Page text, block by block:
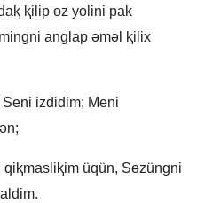
anglap ǝmǝl ⱪilix
izdidim; Meni
üqün, Sɵzüngni